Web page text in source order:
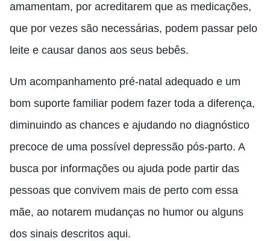
amamentam, por acreditarem que as medicações,
que por vezes são necessárias, podem passar pelo
leite e causar danos aos seus bebês.
Um acompanhamento pré-natal adequado e um
bom suporte familiar podem fazer toda a diferença,
diminuindo as chances e ajudando no diagnóstico
precoce de uma possível depressão pós-parto. A
busca por informações ou ajuda pode partir das
pessoas que convivem mais de perto com essa
mãe, ao notarem mudanças no humor ou alguns
dos sinais descritos aqui.